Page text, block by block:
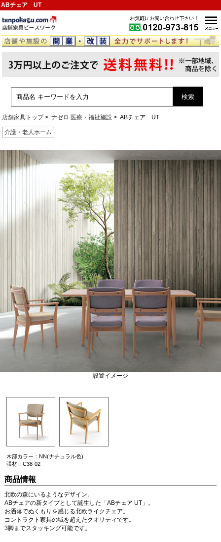
ABチェア UT
店舗家具トップ ナゼロ 医療・福祉施設 ABチェア UT
介護・老人ホーム
設置イメージ
木部カラー：NN(ナチュラル色)
張材：C38-02
商品情報
北欧の森にいるようなデザイン。
ABチェアの新タイプとして誕生した「ABチェア UT」。
お洒落でぬくもりを感じる北欧ライクチェア。
コントラクト家具の域を超えたクオリティです。
3脚までスタッキング可能です。